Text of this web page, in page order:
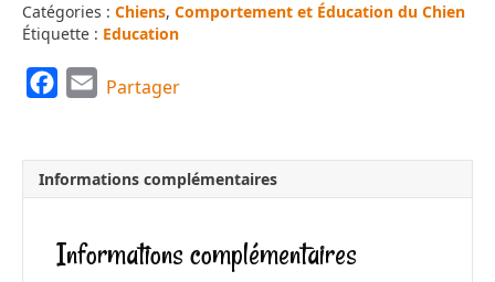
Catégories : Chiens, Comportement et Éducation du Chien
Étiquette : Education
e
b
o
o
i
l
Partager
Informations complémentaires
Informations complémentaires